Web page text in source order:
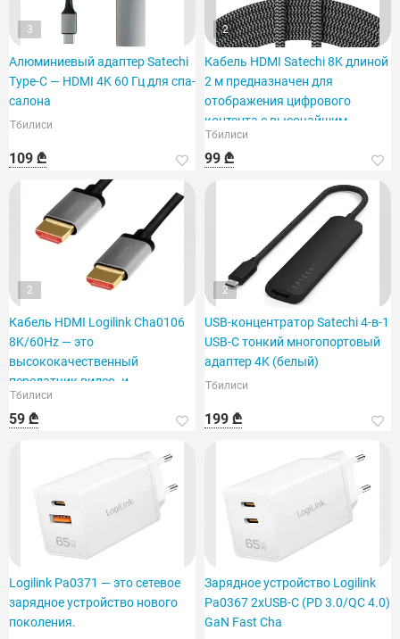
3
Алюминиевый адаптер Satechi
Type-C — HDMI 4K 60 Гц для спа-
салона
Тбилиси
109 ₾
2
Кабель HDMI Satechi 8K длиной
2 м предназначен для
отображения цифрового
контента с высочайшим
качеством и детализацией.
Тбилиси
99 ₾
2
Кабель HDMI Logilink Cha0106
8K/60Hz — это
высококачественный
передатчик видео- и
аудиосигнала.
Тбилиси
59 ₾
2
USB-концентратор Satechi 4-в-1
USB-C тонкий многопортовый
адаптер 4K (белый)
Тбилиси
199 ₾
Logilink Pa0371 — это сетевое
зарядное устройство нового
поколения.
Зарядное устройство Logilink
Pa0367 2xUSB-C (PD 3.0/QC 4.0)
GaN Fast Cha